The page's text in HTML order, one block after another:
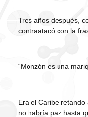
Tres años después,
contraatacó con la
“Monzón es una
Era el Caribe
no habría paz hasta